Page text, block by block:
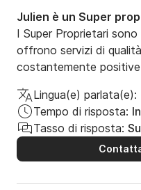
Julien è un Super
I Super Proprietari
offrono servizi di
costantemente
Lingua(e) parlata(e):
Tempo di risposta:
Tasso di risposta: